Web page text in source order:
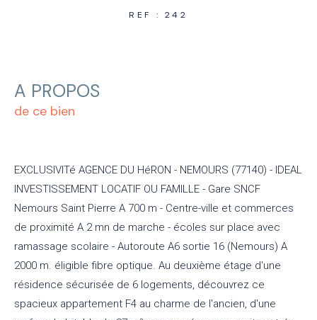
REF : 242
A PROPOS
de ce bien
EXCLUSIVITé AGENCE DU HéRON - NEMOURS (77140) - IDEAL
INVESTISSEMENT LOCATIF OU FAMILLE - Gare SNCF
Nemours Saint Pierre A 700 m - Centre-ville et commerces
de proximité A 2 mn de marche - écoles sur place avec
ramassage scolaire - Autoroute A6 sortie 16 (Nemours) A
2000 m. éligible fibre optique. Au deuxième étage d'une
résidence sécurisée de 6 logements, découvrez ce
spacieux appartement F4 au charme de l'ancien, d'une